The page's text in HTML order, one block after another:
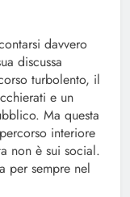
davvero
discussa
turbolento, il
e un
Ma questa
interiore
non è sui social.
per sempre nel